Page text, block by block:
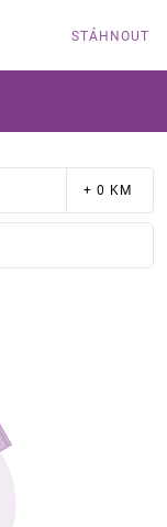
STÁHNOUT
+ 0 KM